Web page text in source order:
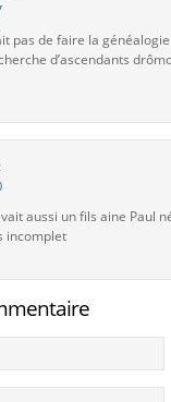
pas de faire la
d’ascendants
aussi un fils aine Paul
incomplet